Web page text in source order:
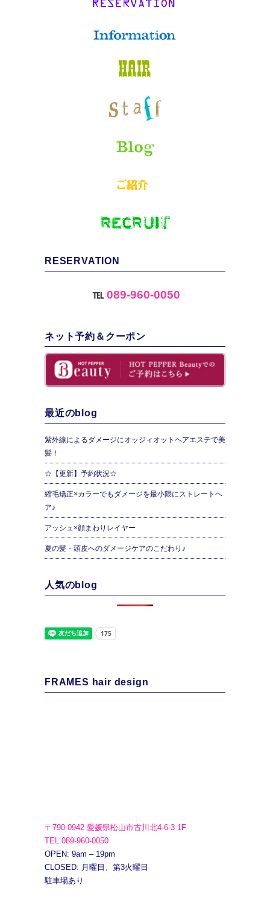
RESERVATION
℡ 089-960-0050
ネット予約＆クーポン
最近のblog
紫外線によるダメージにオッジィオットヘアエステで美
髪！
☆【更新】予約状況☆
縮毛矯正×カラーでもダメージを最小限にストレートヘ
ア♪
アッシュ×顔まわりレイヤー
夏の髪・頭皮へのダメージケアのこだわり♪
人気のblog
FRAMES hair design
〒790-0942 愛媛県松山市古川北4-6-3 1F
TEL.089-960-0050
OPEN: 9am – 19pm
CLOSED: 月曜日、第3火曜日
駐車場あり